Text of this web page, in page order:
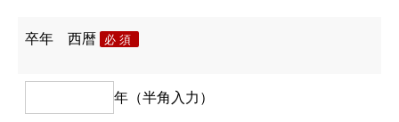
卒年 西暦 必須
年（半角入力）